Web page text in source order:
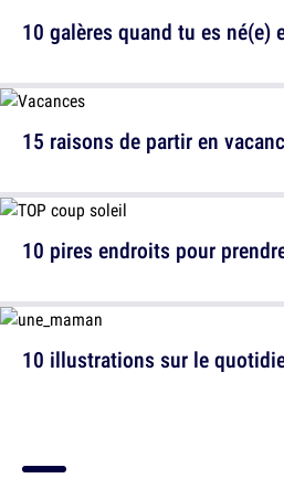
10 galères quand tu es né(e)
10 pires endroits pour
15 raisons de partir en
10 illustrations sur le